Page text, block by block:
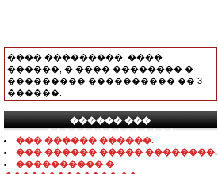
���� ���������, ����
������, � ���� �������� �
��������� ���������� �� 3
������.
������ ���
���������������
��� ������ ������.
��� ������ ����� ��������.
���������� �